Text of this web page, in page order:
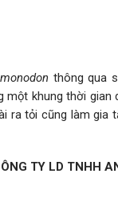
thông qua
khung thời gian
ra tỏi cũng làm gia
TY LD TNHH